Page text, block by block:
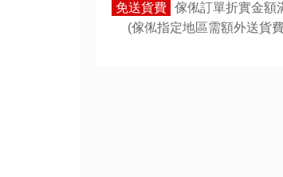
免送貨費 傢俬訂單折實金額
(傢俬指定地區需額外送貨